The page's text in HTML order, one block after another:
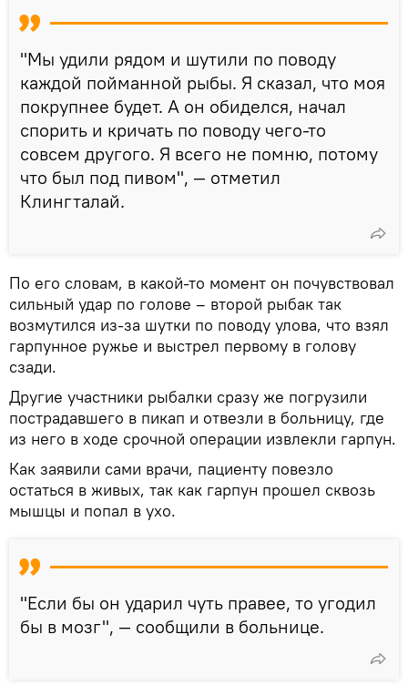
"Мы удили рядом и шутили по поводу
каждой пойманной рыбы. Я сказал, что моя
покрупнее будет. А он обиделся, начал
спорить и кричать по поводу чего-то
совсем другого. Я всего не помню, потому
что был под пивом", — отметил
Клингталай.
По его словам, в какой-то момент он почувствовал
сильный удар по голове – второй рыбак так
возмутился из-за шутки по поводу улова, что взял
гарпунное ружье и выстрел первому в голову
сзади.
Другие участники рыбалки сразу же погрузили
пострадавшего в пикап и отвезли в больницу, где
из него в ходе срочной операции извлекли гарпун.
Как заявили сами врачи, пациенту повезло
остаться в живых, так как гарпун прошел сквозь
мышцы и попал в ухо.
"Если бы он ударил чуть правее, то угодил
бы в мозг", — сообщили в больнице.